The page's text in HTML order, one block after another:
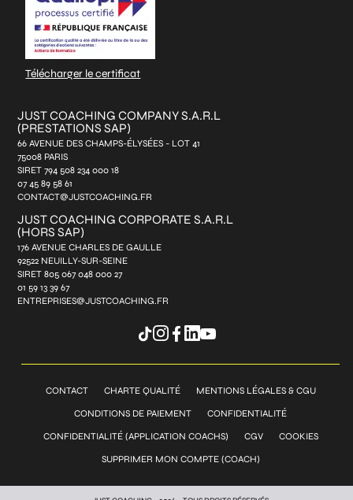
Télécharger le certificat
JUST COACHING COMPANY S.A.R.L
(PRESTATIONS SAP)
66 AVENUE DES CHAMPS-ÉLYSÉES - LOT 41
75008 PARIS
SIRET 794 508 234 000 18
07 45 89 58 61
CONTACT@JUSTCOACHING.FR
JUST COACHING CORPORATE S.A.R.L
(HORS SAP)
176 AVENUE CHARLES DE GAULLE
92522 NEUILLY-SUR-SEINE
SIRET 805 067 048 000 27
01 59 13 39 67
ENTREPRISES@JUSTCOACHING.FR
CONTACT CHARTE QUALITÉ MENTIONS LÉGALES & CGU
CONDITIONS DE PAIEMENT CONFIDENTIALITÉ
CONFIDENTIALITÉ (APPLICATION COACHS) CGV COOKIES
SUPPRIMER MON COMPTE (COACH)